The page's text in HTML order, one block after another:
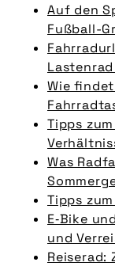
Auf den
Fußball-
Wie
Tipps
Was
Tipps
E‑Bike
und
Reiserad: